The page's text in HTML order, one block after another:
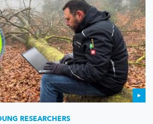
RESEARCHERS